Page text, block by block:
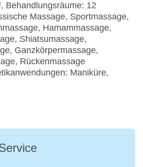
Behandlungsräume: 12
Massage, Sportmassage,
Hamammassage,
Shiatsumassage,
Ganzkörpermassage,
Rückenmassage
Maniküre,